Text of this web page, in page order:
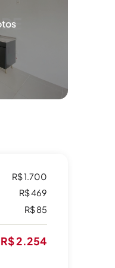
R$ 1.700
R$ 469
R$ 85
R$ 2.254